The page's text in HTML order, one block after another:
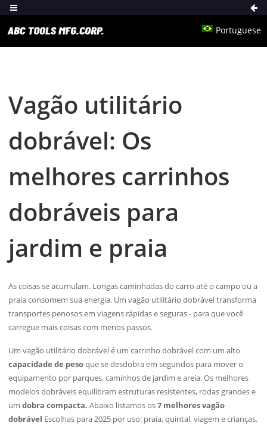
Portuguese
Vagão utilitário
dobrável: Os
melhores carrinhos
dobráveis para
jardim e praia
As coisas se acumulam. Longas caminhadas do carro até o campo ou a
praia consomem sua energia. Um vagão utilitário dobrável transforma
transportes penosos em viagens rápidas e seguras - para que você
carregue mais coisas com menos passos.
Um vagão utilitário dobrável é um carrinho dobrável com um alto
capacidade de pesoque se desdobra em segundos para mover o
equipamento por parques, caminhos de jardim e areia. Os melhores
modelos dobráveis equilibram estruturas resistentes, rodas grandes e
umdobra compacta. Abaixo listamos os7 melhoresvagão
dobrável Escolhas para 2025 por uso: praia, quintal, viagem e crianças.